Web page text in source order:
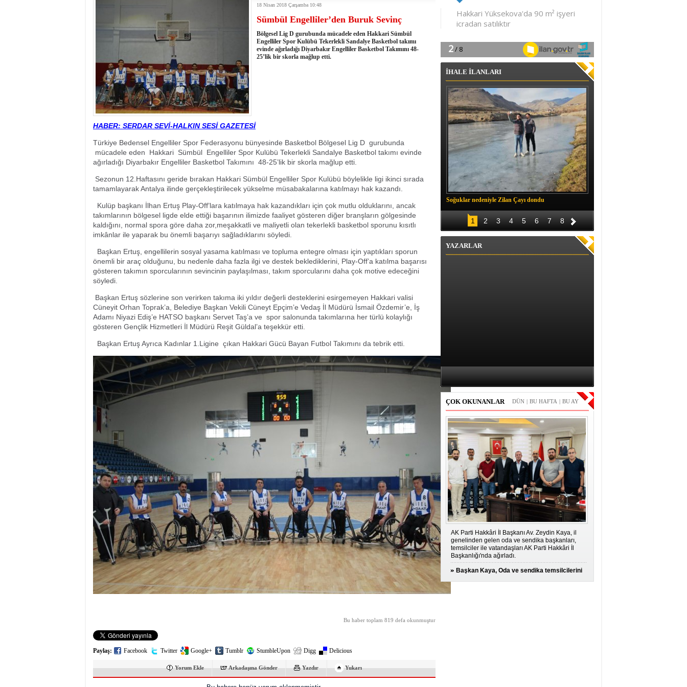
- Hakkari'ye Raftingde Çifte Gurur
17:32
- Dağcı Yüksel Işık'ın izini köylüler buldu
17:30
- Hayvanlar Şarbona karşı aşılanıyor
17:27- Hakkari'de yaz ortasında kış manzarası
- Cennet-Cehennem Vadisi'nde tarihi güreş finali
19:19 - CHP Hakkari ve 26 il başkanını görevden aldı
19:17- Cennet Cehennem Vadisi'nde şampiyonluk mücadelesi start aldı
19:13- Bakan Yardımcısı Çelik, Aşiret Lideri Keskin'i ziyaret etti
19:10- Hakkari'de 503 kilogram Esrar ele geçirildi
19:08- Bakan Yardımcısı Ali Çelik Hakkari’de sevgi seli
18 Nisan 2018 Çarşamba 10:48
Sümbül Engelliler’den Buruk Sevinç
Bölgesel Lig D gurubunda mücadele eden Hakkari Sümbül
Engelliler Spor Kulübü Tekerlekli Sandalye Basketbol takımı
evinde ağırladığı Diyarbakır Engelliler Basketbol Takımını 48-
25’lik bir skorla mağlup etti.
HABER: SERDAR SEVİ-HALKIN SESİ GAZETESİ
Türkiye Bedensel Engelliler Spor Federasyonu bünyesinde Basketbol Bölgesel Lig D gurubunda
mücadele eden Hakkari Sümbül Engelliler Spor Kulübü Tekerlekli Sandalye Basketbol takımı evinde
ağırladığı Diyarbakır Engelliler Basketbol Takımını 48-25’lik bir skorla mağlup etti.
Sezonun 12.Haftasını geride bırakan Hakkari Sümbül Engelliler Spor Kulübü böylelikle ligi ikinci sırada
tamamlayarak Antalya ilinde gerçekleştirilecek yükselme müsabakalarına katılmayı hak kazandı.
Kulüp başkanı İlhan Ertuş Play-Off’lara katılmaya hak kazandıkları için çok mutlu olduklarını, ancak
takımlarının bölgesel ligde elde ettiği başarının ilimizde faaliyet gösteren diğer branşların gölgesinde
kaldığını, normal spora göre daha zor,meşakkatli ve maliyetli olan tekerlekli basketbol sporunu kısıtlı
imkânlar ile yaparak bu önemli başarıyı sağladıklarını söyledi.
Başkan Ertuş, engellilerin sosyal yasama katılması ve topluma entegre olması için yaptıkları sporun
önemli bir araç olduğunu, bu nedenle daha fazla ilgi ve destek beklediklerini, Play-Off’a katılma başarısı
gösteren takımın sporcularının sevincinin paylaşılması, takım sporcularını daha çok motive edeceğini
söyledi.
Başkan Ertuş sözlerine son verirken takıma iki yıldır değerli desteklerini esirgemeyen Hakkari valisi
Cüneyit Orhan Toprak’a, Belediye Başkan Vekili Cüneyt Epçim’e Vedaş İl Müdürü İsmail Özdemir’e, İş
Adamı Niyazi Ediş’e HATSO başkanı Servet Taş’a ve spor salonunda takımlarına her türlü kolaylığı
gösteren Gençlik Hizmetleri İl Müdürü Reşit Güldal’a teşekkür etti.
Başkan Ertuş Ayrıca Kadınlar 1.Ligine çıkan Hakkari Gücü Bayan Futbol Takımını da tebrik etti.
Bu haber toplam 819 defa okunmuştur
Paylaş: Facebook Twitter Google+ Tumblr StumbleUpon Digg Delicious
Yorum Ekle Arkadaşına Gönder Yazdır Yukarı
İHALE İLANLARI
Soğuklar nedeniyle Zilan Çayı dondu
1 2 3 4 5 6 7 8
YAZARLAR
ÇOK OKUNANLAR BU AY
|
BU HAFTA
|
DÜN
AK Parti Hakkâri İl Başkanı Av. Zeydin Kaya, il
genelinden gelen oda ve sendika başkanları,
temsilciler ile vatandaşları AK Parti Hakkâri İl
Başkanlığı'nda ağırladı.
Başkan Kaya, Oda ve sendika temsilcilerini
ağırladı